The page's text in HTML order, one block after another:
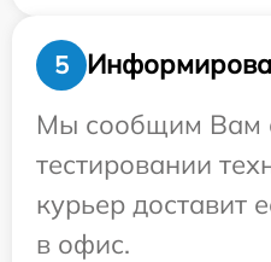
5
Мы сообщим Вам
тестировании
курьер доставит
в офис.